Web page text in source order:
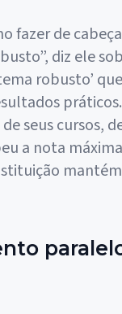
fazer de
diz ele
robusto’
seus cursos,
a nota